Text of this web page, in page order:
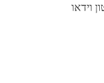
וידאו